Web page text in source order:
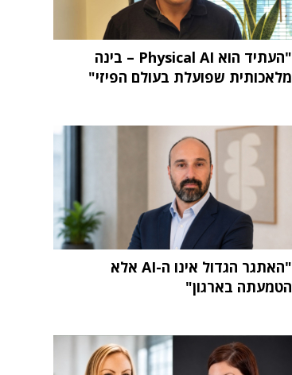
"העתיד הוא Physical AI – בינה
מלאכותית שפועלת בעולם הפיזי"
"האתגר הגדול אינו ה-AI אלא
הטמעתה בארגון"